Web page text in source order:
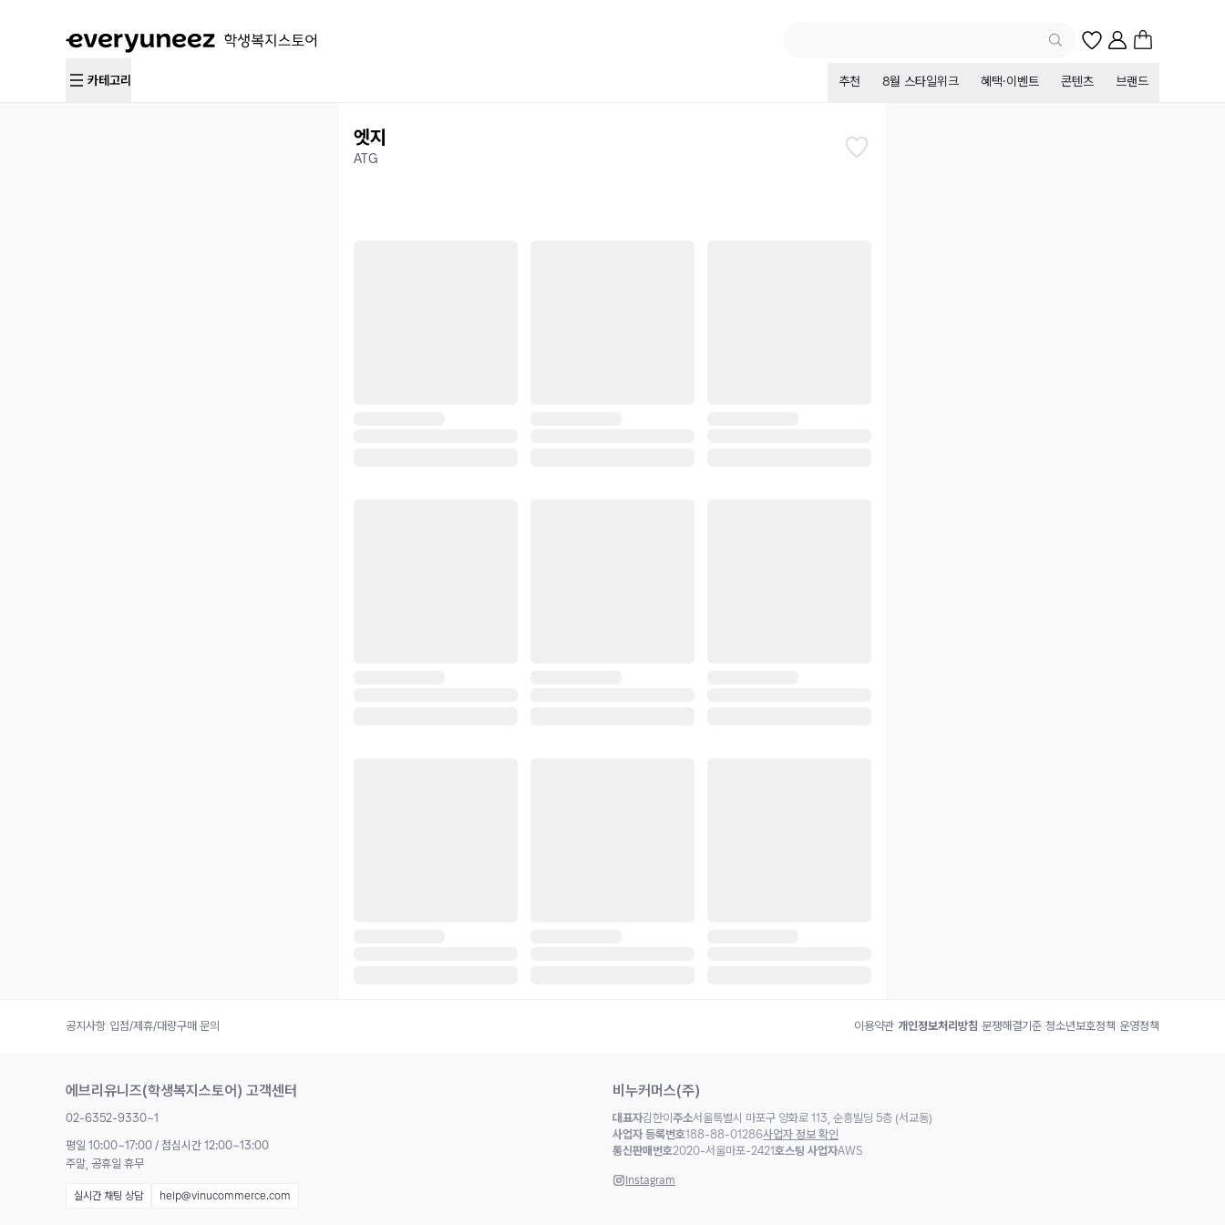
카테고리 추천 8월 스타일위크 혜택·이벤트 콘텐츠 브랜드
엣지
ATG
공지사항 입점/제휴/대량구매 문의 이용약관 개인정보처리방침 분쟁해결기준 청소년보호정책 운영정책
에브리유니즈(학생복지스토어) 고객센터
02-6352-9330~1
평일 10:00~17:00 / 점심시간 12:00~13:00
주말, 공휴일 휴무
실시간 채팅 상담 help@vinucommerce.com
비누커머스(주)
대표자김한이 주소서울특별시 마포구 양화로 113, 순흥빌딩 5층 (서교동)
사업자 등록번호188-88-01286사업자 정보 확인
통신판매번호2020-서울마포-2421호스팅 사업자AWS
Instagram